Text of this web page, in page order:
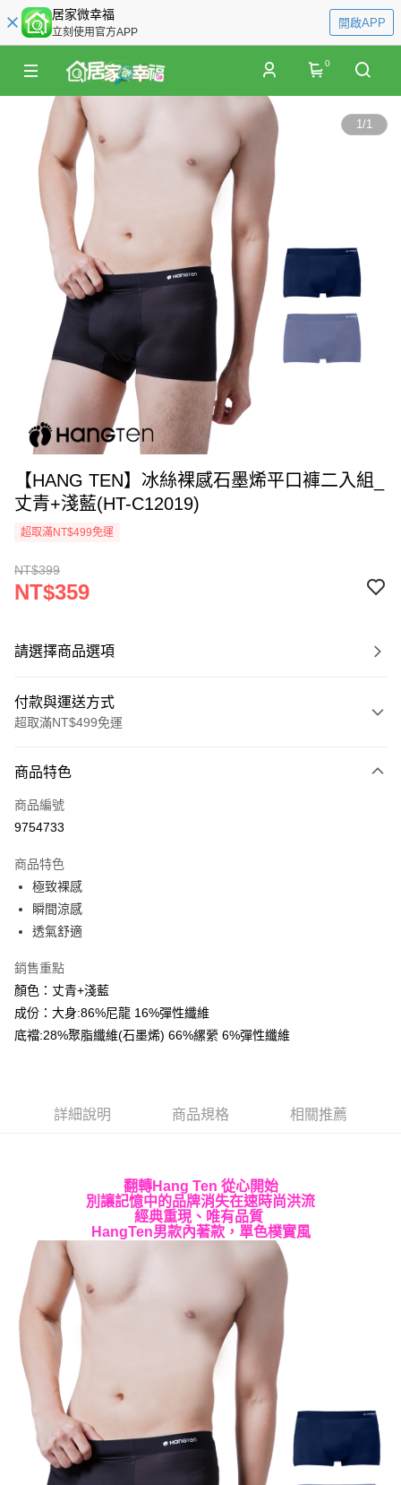
居家微幸福
立刻使用官方APP
開啟APP
0
1/1
【HANG TEN】冰絲裸感石墨烯平口褲二入組_
丈青+淺藍(HT-C12019)
超取滿NT$499免運
NT$399
NT$359
請選擇商品選項
付款與運送方式
超取滿NT$499免運
信用卡一次付款
超商取貨付款
Apple Pay
街口支付
Google Pay
AFTEE先享後付
相關說明
１．簡單：不需註冊會員、不需綁卡、不需儲值。
２．便利：只要手機號碼，簡訊認證，即可結帳。
１．於結帳方式選擇「AFTEE先享後付」後，將跳轉至「AFTEE先享後付」
結帳頁面，進行簡訊認證並確認金額後，即可完成結帳。
２．訂單成立數日內，您將收到繳費通知簡訊。
３．收到繳費通知簡訊後14天內，點擊此簡訊中的連結，可透過四大超商／
ATM／網路銀行／等多元方式進行付款，方視為交易完成。
※ 請注意：結帳手續完成當下不需立刻繳費，但若您需要取消訂單，請聯絡
購買商品的店家。未經商家同意取消之訂單仍視為有效，需透過AFTEE先享
後付繳納相關費用。
※ 交易是否成功請以「AFTEE先享後付 」之結帳頁面顯示為準，若有關於
是否繳費成功／繳費後需取消欲退款等相關疑問，請聯繫「AFTEE先享後付
客戶支援中心」
https://netprotections.freshdesk.com/support/home
【注意事項】
１．透過由恩沛科技股份有限公司提供之「AFTEE先享後付」服務完成之交
易，需依本服務之必要範圍內提供個人資料，並將交易相關給付款項請求債
權轉讓予恩沛科技股份有限公司。
２．關於個人資料處理事宜，請瀏覽以下網址：
https://aftee.tw/terms/#terms3
３．未成年的使用者請事先徵得法定代理人或監護人之同意方可使用
運送方式
7-11取貨付款
每筆NT$60，滿NT$499(含以上)免運費
宅配
每筆NT$60，滿NT$499(含以上)免運費
商品特色
商品編號
9754733
商品特色
極致裸感
瞬間涼感
透氣舒適
銷售重點
顏色：丈青+淺藍
成份：大身:86%尼龍 16%彈性纖維
底襠:28%聚脂纖維(石墨烯) 66%縲縈 6%彈性纖維
詳細說明 商品規格 相關推薦
翻轉Hang Ten 從心開始
別讓記憶中的品牌消失在速時尚洪流
經典重現、唯有品質
HangTen男款內著款，單色樸實風